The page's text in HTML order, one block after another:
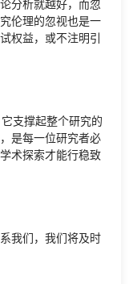
分析就越好，而忽
伦理的忽视也是一
权益，或不注明引
支撑起整个研究的
是每一位研究者必
术探索才能行稳致
我们，我们将及时